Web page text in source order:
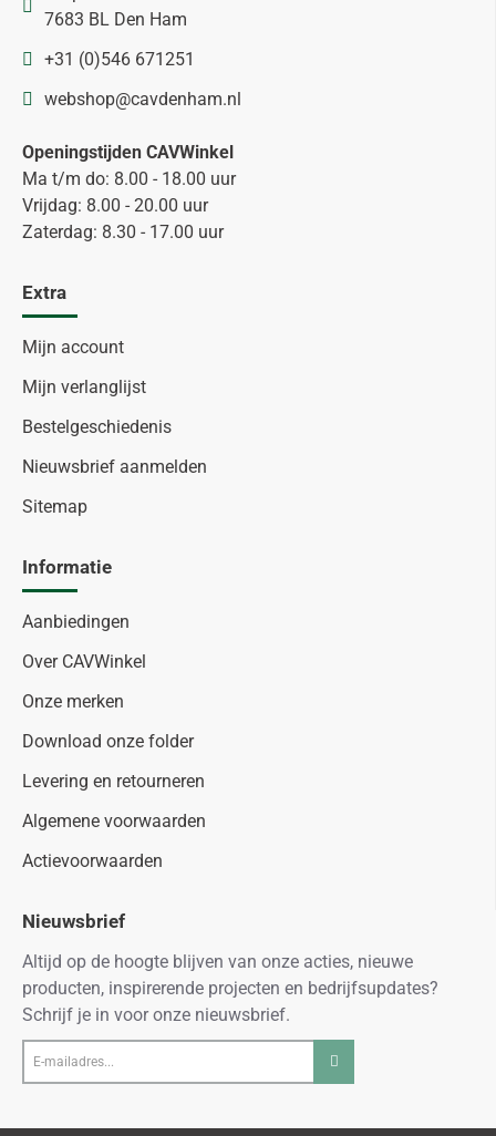
7683 BL Den Ham
+31 (0)546 671251
webshop@cavdenham.nl
Openingstijden CAVWinkel
Ma t/m do: 8.00 - 18.00 uur
Vrijdag: 8.00 - 20.00 uur
Zaterdag: 8.30 - 17.00 uur
Extra
Mijn account
Mijn verlanglijst
Bestelgeschiedenis
Nieuwsbrief aanmelden
Sitemap
Informatie
Aanbiedingen
Over CAVWinkel
Onze merken
Download onze folder
Levering en retourneren
Algemene voorwaarden
Actievoorwaarden
Nieuwsbrief
Altijd op de hoogte blijven van onze acties, nieuwe
producten, inspirerende projecten en bedrijfsupdates?
Schrijf je in voor onze nieuwsbrief.
mailadres...